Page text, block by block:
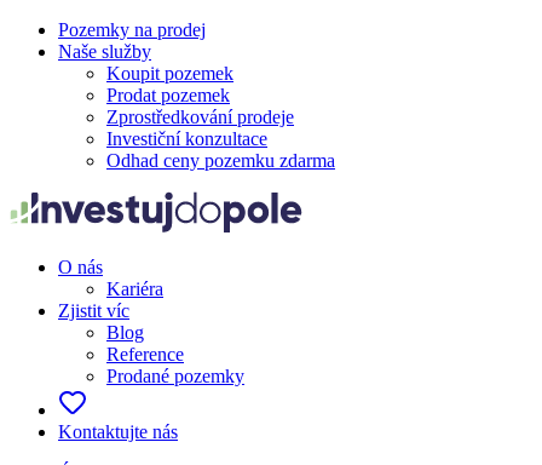
Pozemky na prodej
Naše služby
Koupit pozemek
Prodat pozemek
Zprostředkování prodeje
Investiční konzultace
Odhad ceny pozemku zdarma
O nás
Kariéra
Zjistit víc
Blog
Reference
Prodané pozemky
Kontaktujte nás